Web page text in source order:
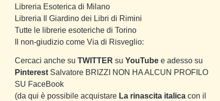
Libreria Esoterica di Milano
Libreria Il Giardino dei Libri di Rimini
Tutte le librerie esoteriche di Torino
Il non-giudizio come Via di Risveglio:
Cercaci anche su TWITTER su YouTube e adesso su
Pinterest Salvatore BRIZZI NON HA ALCUN PROFILO
SU FaceBook
(da qui è possibile acquistare La rinascita italica con il